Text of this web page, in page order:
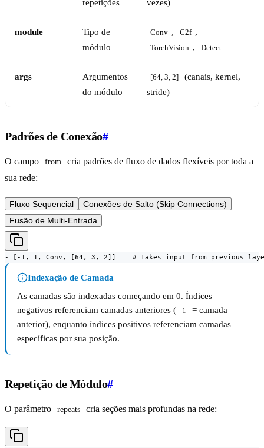
repetições vezes)
module
Tipo de
módulo
Conv , C2f ,
TorchVision , Detect
args
Argumentos
do módulo
[64, 3, 2]
(canais, kernel,
stride)
Padrões de Conexão#
O campo from
cria padrões de fluxo de dados flexíveis por toda a
sua rede:
Fluxo Sequencial
Conexões de Salto (Skip Connections)
Fusão de Multi-Entrada
- [-1, 1, Conv, [64, 3, 2]]    # Takes input from previous
Indexação de Camada
As camadas são indexadas começando em 0. Índices
negativos referenciam camadas anteriores ( -1
= camada
anterior), enquanto índices positivos referenciam camadas
específicas por sua posição.
Repetição de Módulo#
O parâmetro repeats cria seções mais profundas na rede: